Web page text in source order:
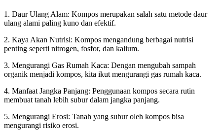
1. Daur Ulang Alam: Kompos merupakan salah satu metode daur
ulang alami paling kuno dan efektif.
2. Kaya Akan Nutrisi: Kompos mengandung berbagai nutrisi
penting seperti nitrogen, fosfor, dan kalium.
3. Mengurangi Gas Rumah Kaca: Dengan mengubah sampah
organik menjadi kompos, kita ikut mengurangi gas rumah kaca.
4. Manfaat Jangka Panjang: Penggunaan kompos secara rutin
membuat tanah lebih subur dalam jangka panjang.
5. Mengurangi Erosi: Tanah yang subur oleh kompos bisa
mengurangi risiko erosi.